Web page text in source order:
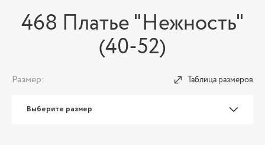
468 Платье "Нежность"
(40-52)
Размер: Таблица размеров
Выберите размер